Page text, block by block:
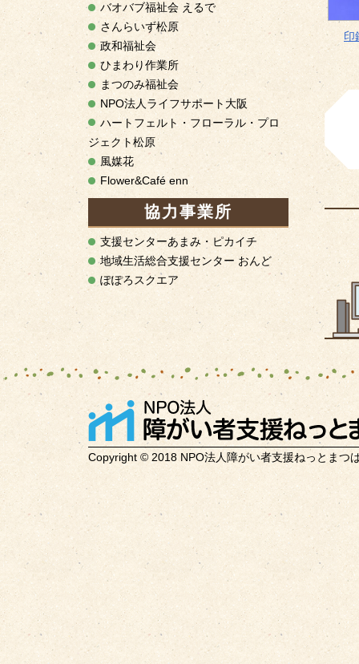
バオバブ福祉会 えるで
さんらいず松原
政和福祉会
ひまわり作業所
まつのみ福祉会
NPO法人ライフサポート大阪
ハートフェルト・フローラル・プロ
ジェクト松原
風媒花
Flower&Café enn
協力事業所
支援センターあまみ・ピカイチ
地域生活総合支援センター おんど
ぽぽろスクエア
印
Copyright © 2018 NPO法人障がい者支援ねっとまつ